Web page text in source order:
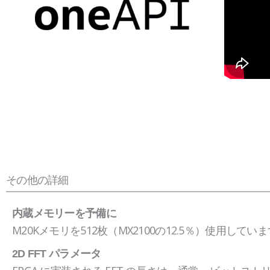
その他の詳細
内蔵メモリーを予備に
M20Kメモリを512枚（MX2100の12.5％）使用してい
2D FFT パラメータ